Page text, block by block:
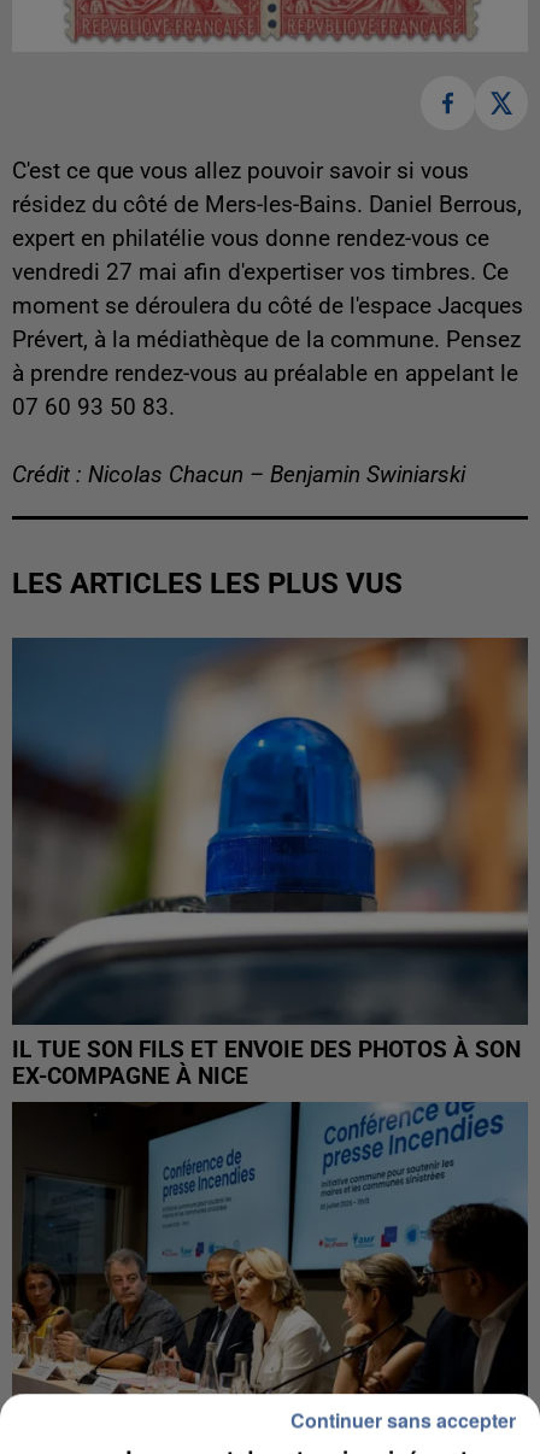
C'est ce que vous allez pouvoir savoir si vous
résidez du côté de Mers-les-Bains. Daniel Berrous,
expert en philatélie vous donne rendez-vous ce
vendredi 27 mai afin d'expertiser vos timbres. Ce
moment se déroulera du côté de l'espace Jacques
Prévert, à la médiathèque de la commune. Pensez
à prendre rendez-vous au préalable en appelant le
07 60 93 50 83.
Crédit : Nicolas Chacun – Benjamin Swiniarski
LES ARTICLES LES PLUS VUS
IL TUE SON FILS ET ENVOIE DES PHOTOS À SON
EX-COMPAGNE À NICE
Continuer sans accepter